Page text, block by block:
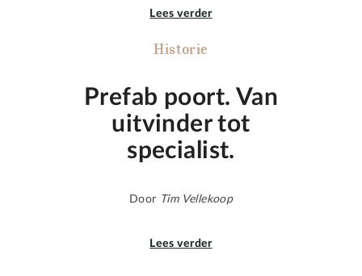
Lees verder
Historie
Prefab poort. Van
uitvinder tot
specialist.
Door Tim Vellekoop
Lees verder